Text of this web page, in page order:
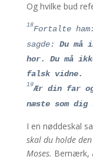
Og hvilke bud
18Fortalte
sagde: Du må
hor. Du må
falsk vidne.
19Ær din far
næste som dig
I en nøddeskal
skal du holde
Moses. Bemærk,